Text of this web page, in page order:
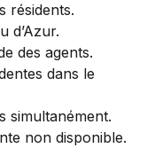
résidents.
d’Azur.
des agents.
dans le
simultanément.
non disponible.